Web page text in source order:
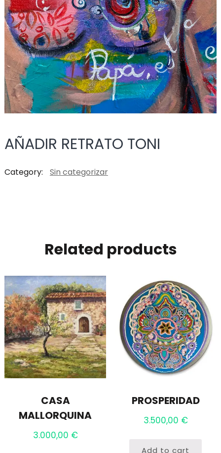
AÑADIR RETRATO TONI
Category: Sin categorizar
Related products
CASA
MALLORQUINA
3.000,00 €
PROSPERIDAD
3.500,00 €
Add to cart